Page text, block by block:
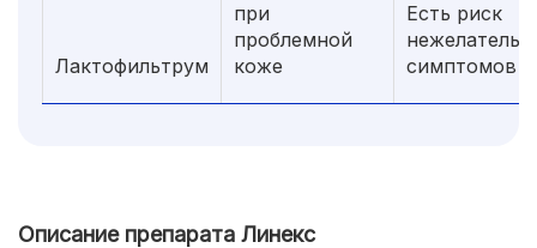
Лактофильтрум
при
проблемной
коже
Есть риск
симптомов
Описание препарата Линекс